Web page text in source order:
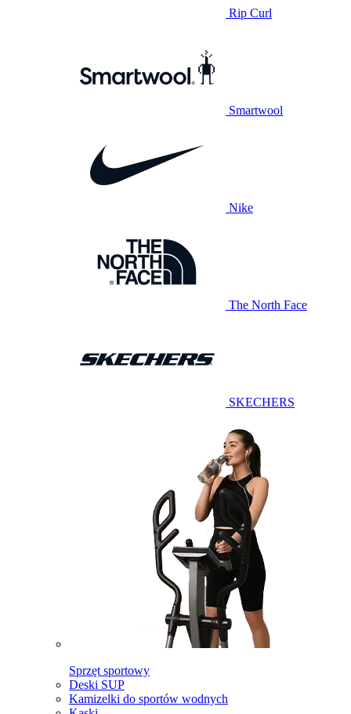
Rip Curl
Smartwool
Nike
The North Face
SKECHERS
Sprzęt sportowy
Deski SUP
Kamizelki do sportów wodnych